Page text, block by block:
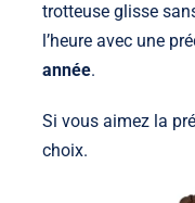
trotteuse glisse
l’heure avec une
année.
Si vous aimez la
choix.